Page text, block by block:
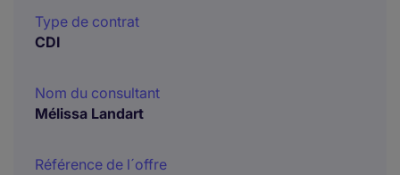
Type de contrat
CDI
Nom du consultant
Mélissa Landart
Référence de l´offre